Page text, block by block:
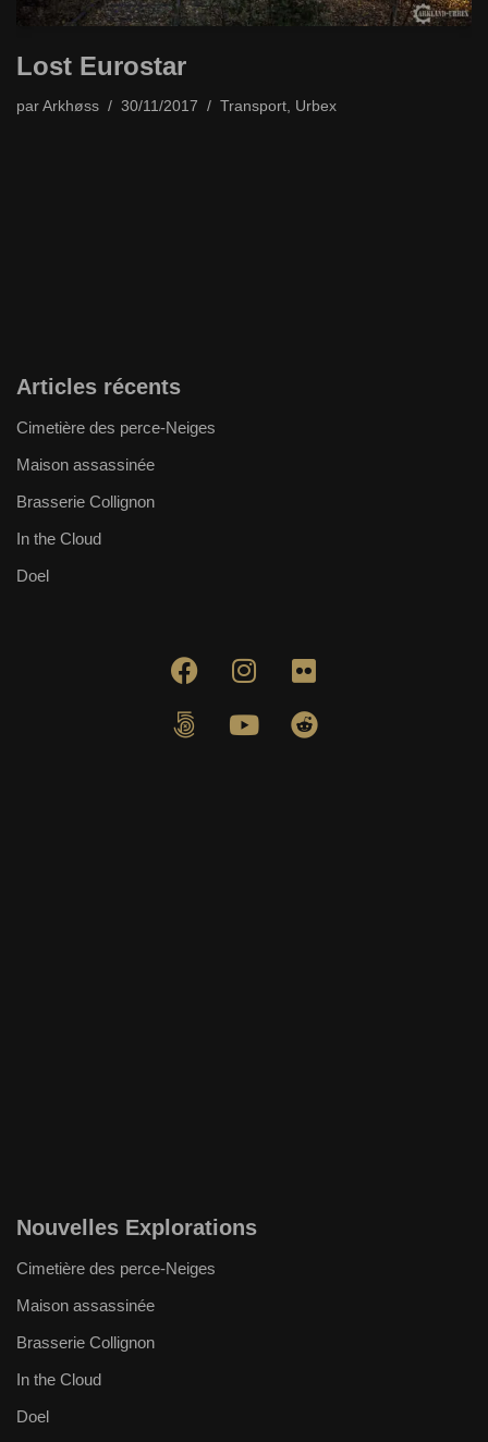
Lost Eurostar
par Arkhøss 30/11/2017 Transport Urbex
Articles récents
Cimetière des perce-Neiges
Maison assassinée
Brasserie Collignon
In the Cloud
Doel
Nouvelles Explorations
Cimetière des perce-Neiges
Maison assassinée
Brasserie Collignon
In the Cloud
Doel